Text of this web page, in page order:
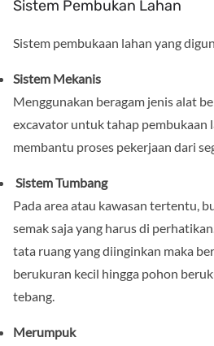
Sistem Pembukan Lahan
Sistem pembukaan lahan yang
Sistem Mekanis
Menggunakan beragam jenis alat
excavator untuk tahap pembukaan
membantu proses pekerjaan dari
Sistem Tumbang
Pada area atau kawasan tertentu,
semak saja yang harus di
tata ruang yang diinginkan maka
berukuran kecil hingga pohon
tebang.
Merumpuk